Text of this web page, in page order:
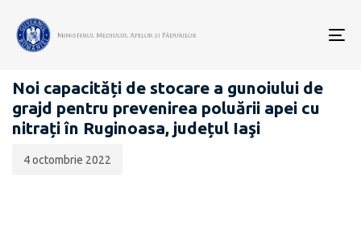
COMUNICATE DE PRESĂ
Noi capacități de stocare a gunoiului de
grajd pentru prevenirea poluării apei cu
nitrați în Ruginoasa, județul Iaşi
publicării:
4 octombrie 2022